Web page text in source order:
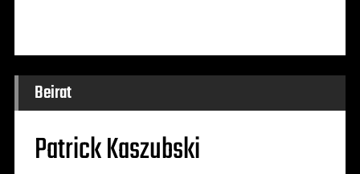
Beirat
Patrick Kaszubski